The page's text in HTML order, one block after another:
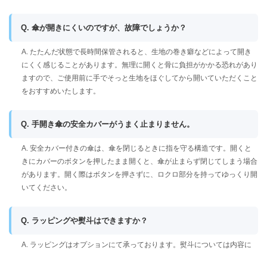
Q. 傘が開きにくいのですが、故障でしょうか？
A. たたんだ状態で長時間保管されると、生地の巻き癖などによって開き
にくく感じることがあります。無理に開くと骨に負担がかかる恐れがあり
ますので、ご使用前に手でそっと生地をほぐしてから開いていただくこと
をおすすめいたします。
Q. 手開き傘の安全カバーがうまく止まりません。
A. 安全カバー付きの傘は、傘を閉じるときに指を守る構造です。開くと
きにカバーのボタンを押したまま開くと、傘が止まらず閉じてしまう場合
があります。開く際はボタンを押さずに、ロクロ部分を持ってゆっくり開
いてください。
Q. ラッピングや熨斗はできますか？
A. ラッピングはオプションにて承っております。熨斗については内容に